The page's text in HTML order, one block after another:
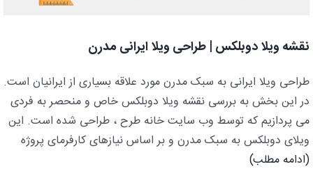
نقشه ویلا دوبلکس | طراحی ویلا ایرانی مدرن
طراحی ویلا ایرانی به سبک مدرن مورد علاقه بسیاری از ایرانیان است.
در این بخش به بررسی نقشه ویلا دوبلکس خاص و منحصر به فردی
می پردازیم که توسط وب سایت خانه طرح ، طراحی شده است. این
ویلای دوبلکس به سبک مدرن و بر اساس نیازهای کارفرمای پروژه
(ادامه مطلب)